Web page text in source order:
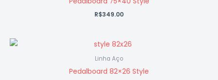
R$349.00
Linha Aço
Pedalboard 82×26 Style